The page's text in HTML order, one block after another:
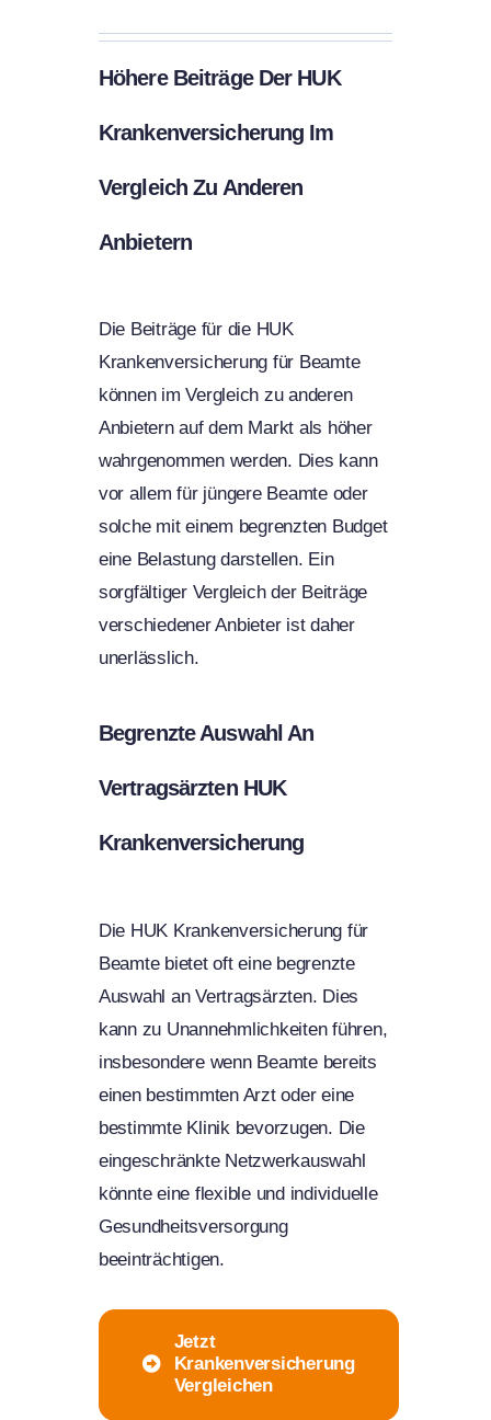
Höhere Beiträge Der HUK
Krankenversicherung Im
Vergleich Zu Anderen
Anbietern
Die Beiträge für die HUK
Krankenversicherung für Beamte
können im Vergleich zu anderen
Anbietern auf dem Markt als höher
wahrgenommen werden. Dies kann
vor allem für jüngere Beamte oder
solche mit einem begrenzten Budget
eine Belastung darstellen. Ein
sorgfältiger Vergleich der Beiträge
verschiedener Anbieter ist daher
unerlässlich.
Begrenzte Auswahl An
Vertragsärzten HUK
Krankenversicherung
Die HUK Krankenversicherung für
Beamte bietet oft eine begrenzte
Auswahl an Vertragsärzten. Dies
kann zu Unannehmlichkeiten führen,
insbesondere wenn Beamte bereits
einen bestimmten Arzt oder eine
bestimmte Klinik bevorzugen. Die
eingeschränkte Netzwerkauswahl
könnte eine flexible und individuelle
Gesundheitsversorgung
beeinträchtigen.
Jetzt
Krankenversicherung
Vergleichen